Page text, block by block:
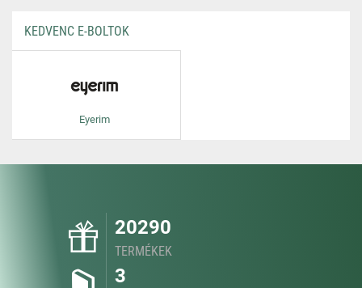
KEDVENC E-BOLTOK
Eyerim
20290
TERMÉKEK
3